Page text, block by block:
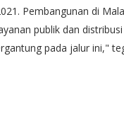
Pembangunan di
publik dan
pada jalur ini,"